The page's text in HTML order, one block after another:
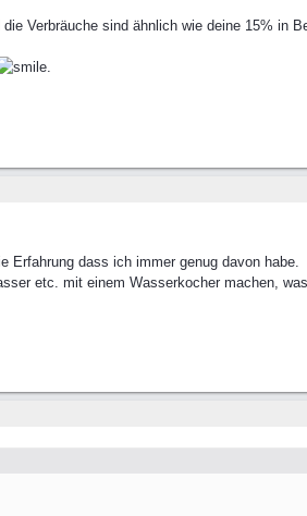
Verbräuche sind ähnlich wie deine 15% in
.
Erfahrung dass ich immer genug davon habe.
etc. mit einem Wasserkocher machen,